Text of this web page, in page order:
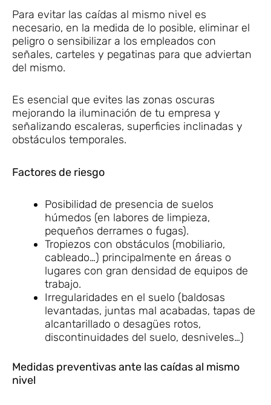
Para evitar las caídas al mismo nivel es
necesario, en la medida de lo posible, eliminar el
peligro o sensibilizar a los empleados con
señales, carteles y pegatinas para que adviertan
del mismo.
Es esencial que evites las zonas oscuras
mejorando la iluminación de tu empresa y
señalizando escaleras, superficies inclinadas y
obstáculos temporales.
Factores de riesgo
Posibilidad de presencia de suelos
húmedos (en labores de limpieza,
pequeños derrames o fugas).
Tropiezos con obstáculos (mobiliario,
cableado…) principalmente en áreas o
lugares con gran densidad de equipos de
trabajo.
Irregularidades en el suelo (baldosas
levantadas, juntas mal acabadas, tapas de
alcantarillado o desagües rotos,
discontinuidades del suelo, desniveles…)
Medidas preventivas ante las caídas al mismo
nivel